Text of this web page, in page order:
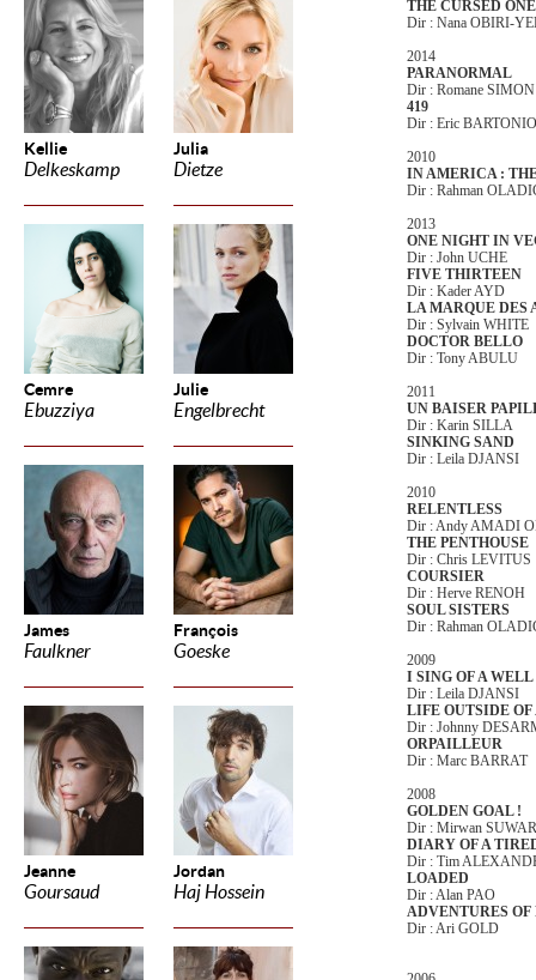
Kellie
Delkeskamp
Julia
Dietze
Cemre
Ebuzziya
Julie
Engelbrecht
James
Faulkner
François
Goeske
Jeanne
Goursaud
Jordan
Haj Hossein
THE CURSED
Dir : Nana OBIRI-
2014
PARANORMAL
Dir : Romane SIMON
419
Dir : Eric BARTONIO
2010
IN AMERICA :
Dir : Rahman
2013
ONE NIGHT IN
Dir : John UCHE
FIVE THIRTEEN
Dir : Kader AYD
LA MARQUE DES
Dir : Sylvain WHITE
DOCTOR BELLO
Dir : Tony ABULU
2011
UN BAISER
Dir : Karin SILLA
SINKING SAND
Dir : Leila DJANSI
2010
RELENTLESS
Dir : Andy AMADI
THE PENTHOUSE
Dir : Chris LEVITUS
COURSIER
Dir : Herve RENOH
SOUL SISTERS
Dir : Rahman
2009
I SING OF A WELL
Dir : Leila DJANSI
LIFE OUTSIDE OF
Dir : Johnny
ORPAILLEUR
Dir : Marc BARRAT
2008
GOLDEN GOAL !
Dir : Mirwan
DIARY OF A
Dir : Tim
LOADED
Dir : Alan PAO
ADVENTURES OF
Dir : Ari GOLD